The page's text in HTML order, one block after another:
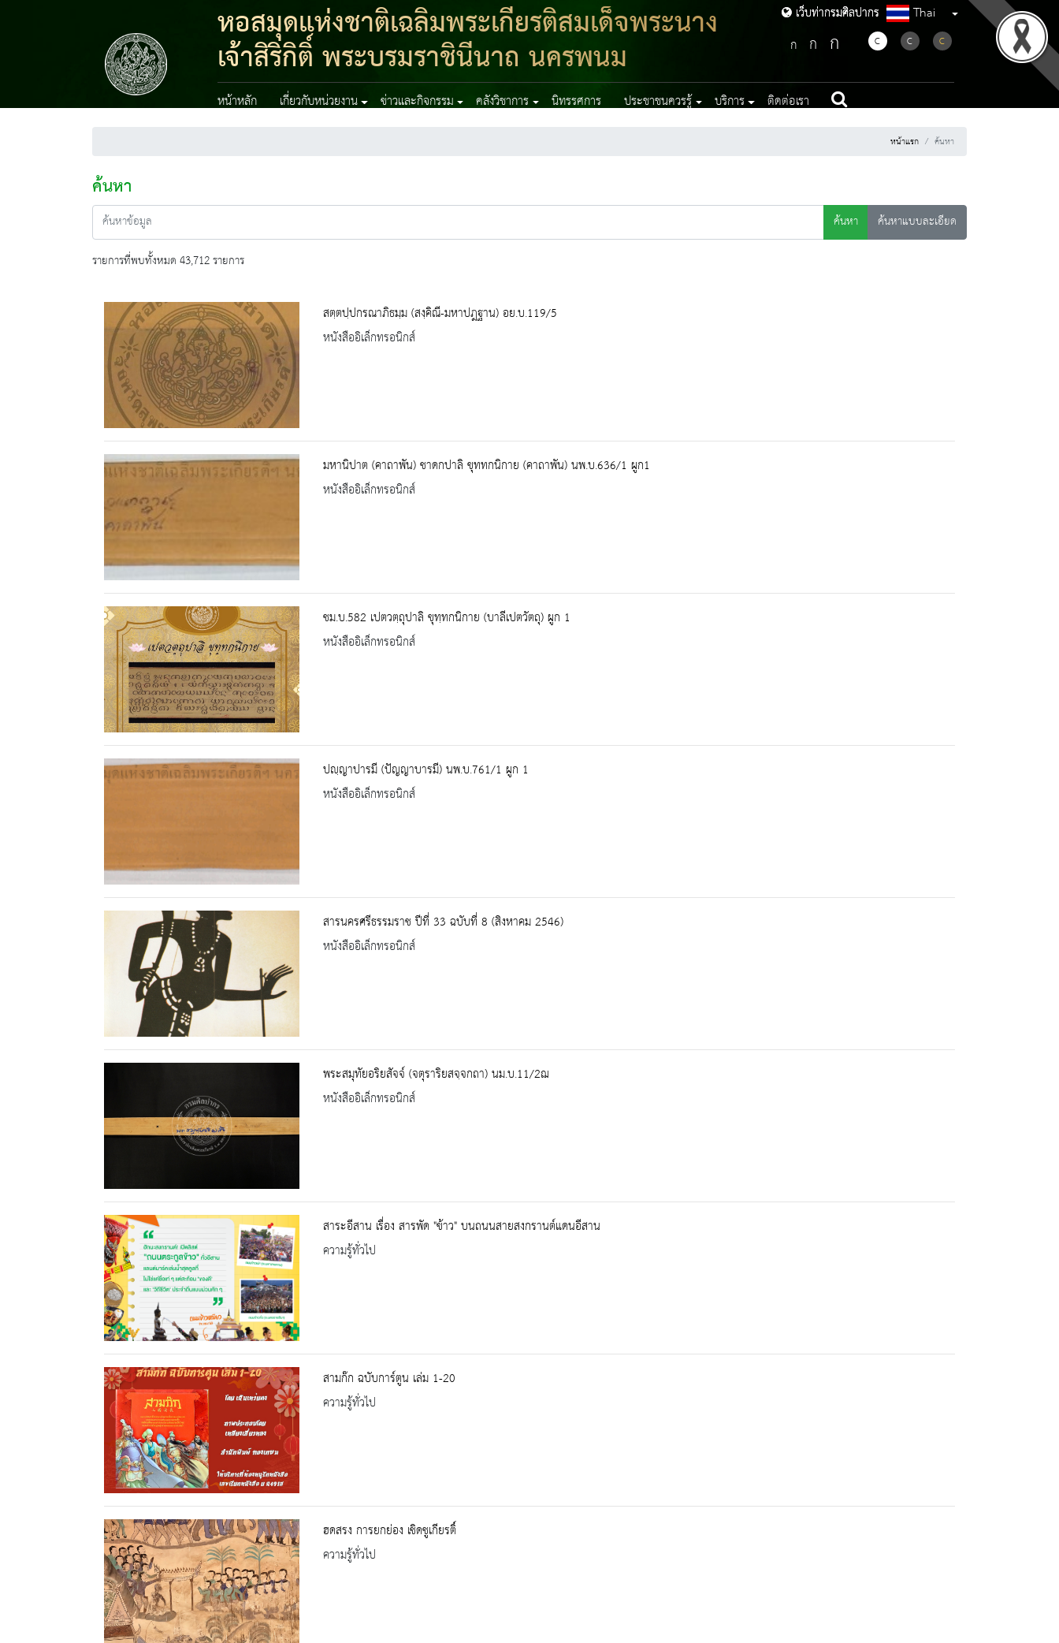
เว็บท่ากรมศิลปากร
หอสมุดแห่งชาติเฉลิมพระเกียรติสมเด็จพระนาง
เจ้าสิริกิติ์ พระบรมราชินีนาถ นครพนม
เว็บท่ากรมศิลปากร Thai
ก ก ก C C C
หน้าหลัก เกี่ยวกับหน่วยงาน ข่าวและกิจกรรม คลังวิชาการ นิทรรศการ ประชาชนควรรู้ บริการ ติดต่อเรา
หน้าแรก ค้นหา
ค้นหา
ค้นหา
ค้นหาแบบละเอียด
รายการที่พบทั้งหมด 43,712 รายการ
สตฺตปฺปกรณาภิธมฺม (สงฺคิณี-มหาปฎฐาน) อย.บ.119/5
หนังสืออิเล็กทรอนิกส์
มหานิปาต (คาถาพัน) ชาดกปาลิ ขุททกนิกาย (คาถาพัน) นพ.บ.636/1 ผูก1
หนังสืออิเล็กทรอนิกส์
ชม.บ.582 เปตวตฺถุปาลิ ขุทฺทกนิกาย (บาลีเปตวัตถุ) ผูก 1
หนังสืออิเล็กทรอนิกส์
ปญฺญาปารมี (ปัญญาบารมี) นพ.บ.761/1 ผูก 1
หนังสืออิเล็กทรอนิกส์
สารนครศรีธรรมราช ปีที่ 33 ฉบับที่ 8 (สิงหาคม 2546)
หนังสืออิเล็กทรอนิกส์
พระสมุทัยอริยสัจจ์ (จตุราริยสจฺจกถา) นม.บ.11/2ฌ
หนังสืออิเล็กทรอนิกส์
สาระอีสาน เรื่อง สารพัด "ข้าว" บนถนนสายสงกรานต์แดนอีสาน
ความรู้ทั่วไป
สามก๊ก ฉบับการ์ตูน เล่ม 1-20
ความรู้ทั่วไป
ฮดสรง การยกย่อง เชิดชูเกียรติ์
ความรู้ทั่วไป